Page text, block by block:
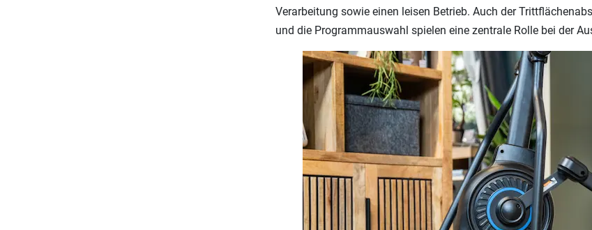
Verarbeitung sowie einen leisen Betrieb. Auch der
und die Programmauswahl spielen eine zentrale Rolle bei der